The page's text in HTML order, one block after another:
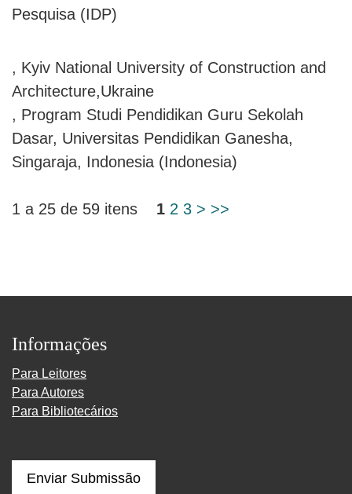
Pesquisa (IDP)
, Kyiv National University of Construction and
Architecture,Ukraine
, Program Studi Pendidikan Guru Sekolah
Dasar, Universitas Pendidikan Ganesha,
Singaraja, Indonesia (Indonesia)
1 a 25 de 59 itens 1 2 3 > >>
Informações
Para Leitores
Para Autores
Para Bibliotecários
Enviar Submissão